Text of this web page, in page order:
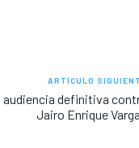
ARTÍCULO
audiencia definitiva
Jairo Enrique